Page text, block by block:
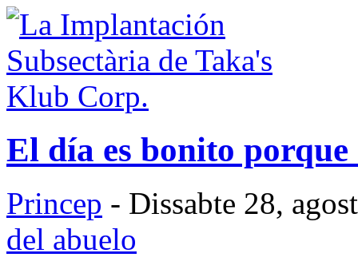
El día es bonito
Princep - Dissabte 28,
del abuelo